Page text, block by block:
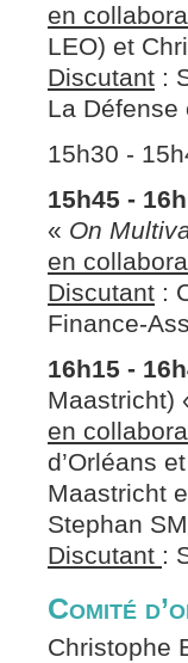
en
LEO) et
Discutant :
La
15h30 -
15h45 -
« On
en
Discutant :
Finance-
16h15 -
Maastricht)
en
d’Orléans
Maastricht
Stephan
Discutant :
Comité
Christophe